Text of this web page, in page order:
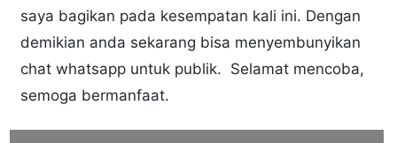
saya bagikan pada kesempatan kali ini. Dengan
demikian anda sekarang bisa menyembunyikan
chat whatsapp untuk publik. Selamat mencoba,
semoga bermanfaat.